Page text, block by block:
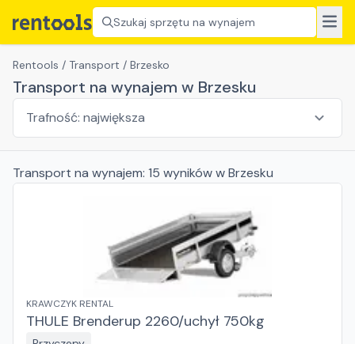
Szukaj sprzętu na wynajem
Rentools / Transport / Brzesko
Transport na wynajem w Brzesku
Transport na wynajem: 15 wynikóww Brzesku
KRAWCZYK RENTAL
THULE Brenderup 2260/uchył 750kg